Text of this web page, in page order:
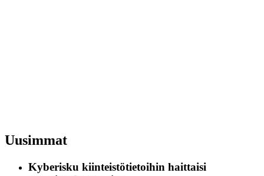
Uusimmat
Kyberisku kiinteistötietoihin haittaisi